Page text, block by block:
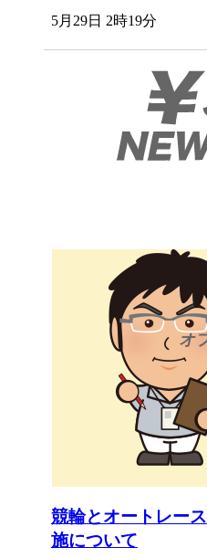
5月29日 2時19分
競輪とオートレー
施について